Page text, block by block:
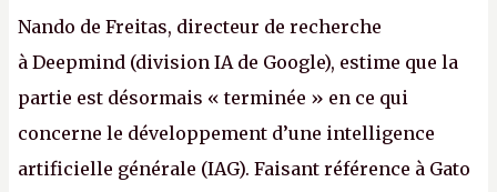
Nando de Freitas, directeur de recherche
à Deepmind (division IA de Google), estime que la
partie est désormais « terminée » en ce qui
concerne le développement d’une intelligence
artificielle générale (IAG). Faisant référence à Gato